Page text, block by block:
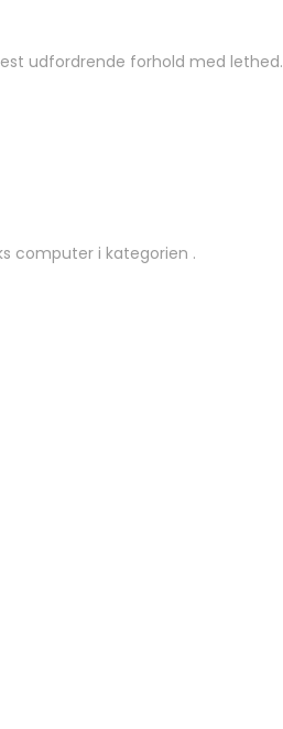
udfordrende forhold med lethed.
computer i kategorien .